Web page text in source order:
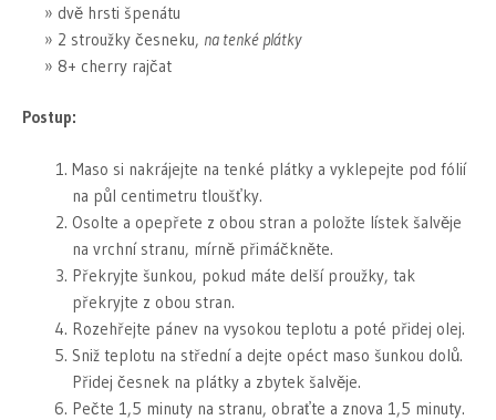
dvě hrsti špenátu
2 stroužky česneku, na tenké plátky
8+ cherry rajčat
Postup:
Maso si nakrájejte na tenké plátky a vyklepejte pod fólií
na půl centimetru tloušťky.
Osolte a opepřete z obou stran a položte lístek šalvěje
na vrchní stranu, mírně přimáčkněte.
Překryjte šunkou, pokud máte delší proužky, tak
překryjte z obou stran.
Rozehřejte pánev na vysokou teplotu a poté přidej olej.
Sniž teplotu na střední a dejte opéct maso šunkou dolů.
Přidej česnek na plátky a zbytek šalvěje.
Pečte 1,5 minuty na stranu, obraťte a znova 1,5 minuty.